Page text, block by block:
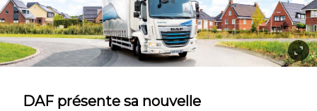
DAF présente sa nouvelle